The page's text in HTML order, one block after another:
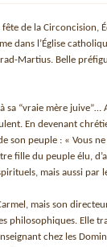
de la Circoncision,
dans l’Église
Martius. Belle
sa “vraie mère juive”…
En devenant
son peuple : « Vous
fille du peuple élu,
mais aussi par
mais son
philosophiques. Elle
chez les